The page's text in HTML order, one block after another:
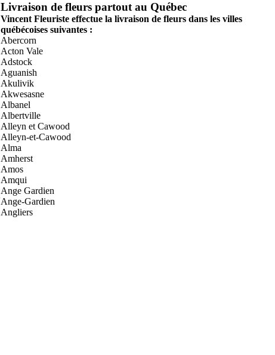
Livraison de fleurs partout au Québec
Vincent Fleuriste effectue la livraison de fleurs dans les villes
québécoises suivantes :
Abercorn
Acton Vale
Adstock
Aguanish
Akulivik
Akwesasne
Albanel
Albertville
Alleyn et Cawood
Alleyn-et-Cawood
Alma
Amherst
Amos
Amqui
Ange Gardien
Ange-Gardien
Angliers